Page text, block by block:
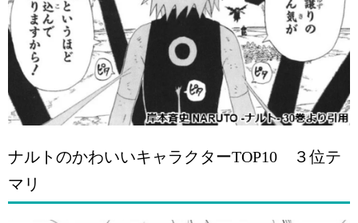
ナルトのかわいいキャラクターTOP10 ３位テ
マリ